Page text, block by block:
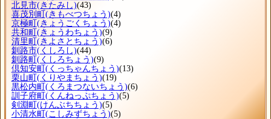
北見市(きたみし)(43)
喜茂別町 (きもべつちょう)(4)
京極町 (きょうごくちょう)(4)
共和町 (きょうわちょう)(9)
清里町 (きよさとちょう)(6)
釧路市(くしろし)(44)
釧路町 (くしろちょう)(9)
倶知安町 (くっちゃんちょう)(13)
栗山町 (くりやまちょう)(19)
黒松内町 (くろまつないちょう)(6)
訓子府町 (くんねっぷちょう)(5)
剣淵町 (けんぶちちょう)(5)
小清水町 (こしみずちょう)(5)